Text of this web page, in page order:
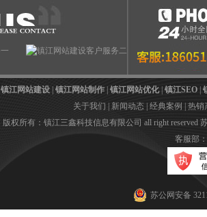
镇江网站建设 镇江网站制作 镇江网站优化| 镇江SEO
关于我们
新闻动态 经典案例
热销
版权所有：镇江三鑫科技信息有限公司 all right reserved
客服部
苏公网安备